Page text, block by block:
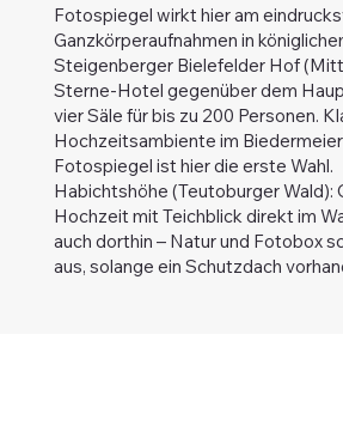
Fotospiegel wirkt hier am
Ganzkörperaufnahmen in
Steigenberger Bielefelder Hof
Sterne-Hotel gegenüber dem
vier Säle für bis zu 200 Personen.
Hochzeitsambiente im
Fotospiegel ist hier die erste Wahl.
Habichtshöhe (Teutoburger Wald):
Hochzeit mit Teichblick direkt im
auch dorthin – Natur und Fotobox
aus, solange ein Schutzdach